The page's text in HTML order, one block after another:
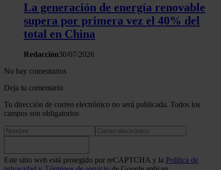
La generación de energía renovable
supera por primera vez el 40% del
total en China
Redacción30/07/2026
No hay comentarios
Deja tu comentario
Tu dirección de correo electrónico no será publicada. Todos los
campos son obligatorios
Este sitio web está protegido por reCAPTCHA y la Política de